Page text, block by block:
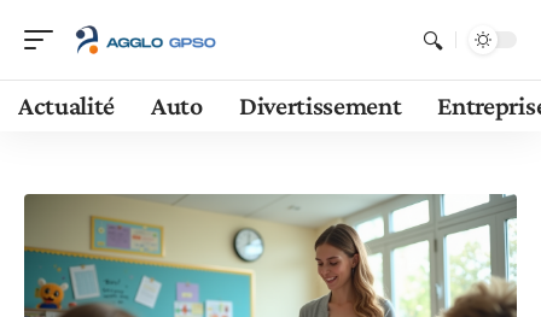
Actualité Auto Divertissement